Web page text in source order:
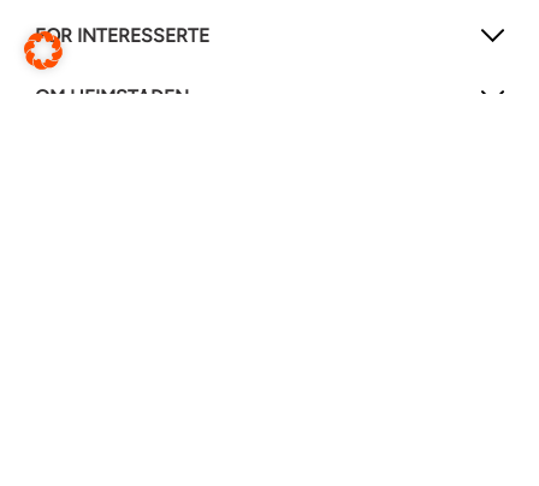
FOR INTERESSERTE
OM HEIMSTADEN